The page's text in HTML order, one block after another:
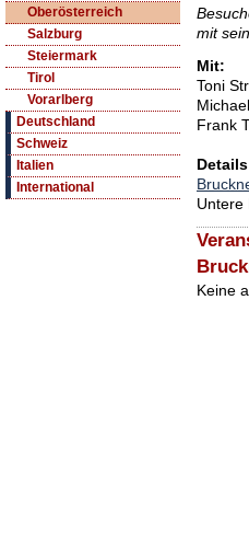
Oberösterreich
Salzburg
Steiermark
Tirol
Vorarlberg
Deutschland
Schweiz
Italien
International
mit
Mit:
Toni
Frank
Untere
Keine